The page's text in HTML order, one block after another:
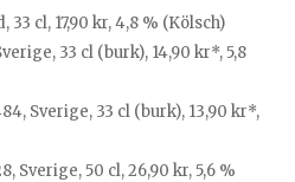
33 cl, 17,90 kr, 4,8 % (Kölsch)
33 cl (burk), 14,90 kr*, 5,8
Sverige, 33 cl (burk), 13,90 kr*,
Sverige, 50 cl, 26,90 kr, 5,6 %